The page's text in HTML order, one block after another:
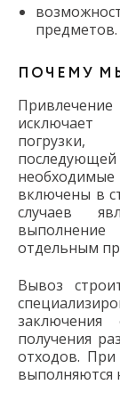
предметов.
ПОЧЕМУ
исключает
погрузки,
включены в
случаев
отдельным
Вывоз
заключения
получения
отходов. При
выполняются